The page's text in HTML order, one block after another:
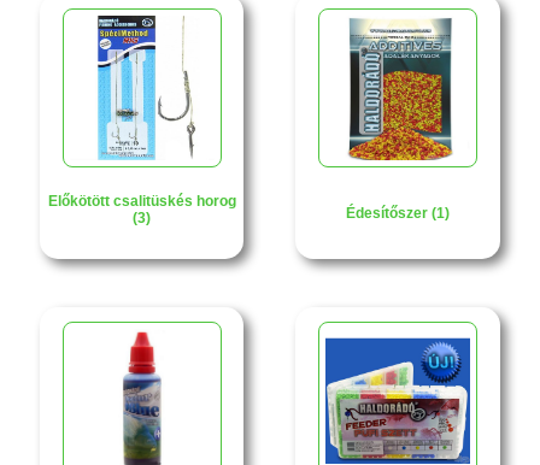
Előkötött csalitüskés horog
(3)
Édesítőszer (1)